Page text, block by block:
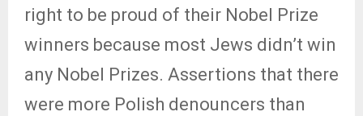
right to be proud of their Nobel Prize
winners because most Jews didn’t win
any Nobel Prizes. Assertions that there
were more Polish denouncers than